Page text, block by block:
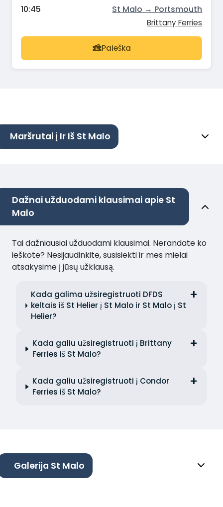
10:45 St Malo → Portsmouth
Brittany Ferries
Paieška
Maršrutai į Ir Iš St Malo
Dažnai užduodami klausimai apie St
Malo
Tai dažniausiai užduodami klausimai. Nerandate ko
ieškote? Nesijaudinkite, susisiekti ir mes mielai
atsakysime į jūsų užklausą.
Kada galima užsiregistruoti DFDS
keltais iš St Helier į St Malo ir St Malo į St
Helier?
Kada galiu užsiregistruoti į Brittany
Ferries iš St Malo?
Kada galiu užsiregistruoti į Condor
Ferries iš St Malo?
Galerija St Malo